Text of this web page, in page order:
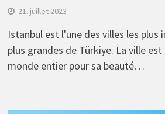
21. juillet 2023
Istanbul est l'une des villes les
plus grandes de Türkiye. La ville
monde entier pour sa beauté…